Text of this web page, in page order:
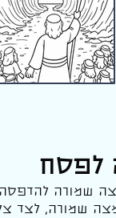
לפסח
שמורה
שמורה, לצד